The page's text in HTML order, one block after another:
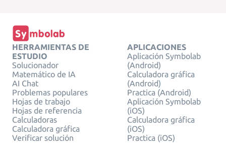
HERRAMIENTAS DE
ESTUDIO
Solucionador
Matemático de IA
AI Chat
Problemas populares
Hojas de trabajo
Hojas de referencia
Calculadoras
Calculadora gráfica
Verificar solución
APLICACIONES
Aplicación Symbolab
(Android)
Calculadora gráfica
(Android)
Practica (Android)
Aplicación Symbolab
(iOS)
Calculadora gráfica
(iOS)
Practica (iOS)